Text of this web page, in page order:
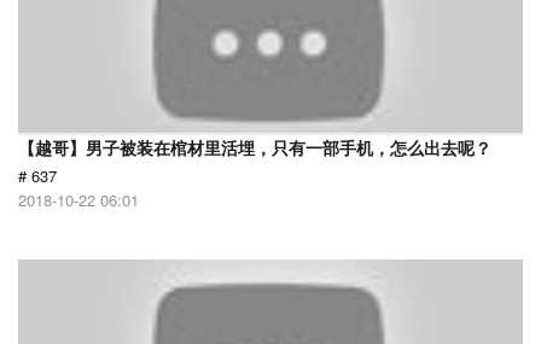
【越哥】男子被装在棺材里活埋，只有一部手机，怎么出去呢？
# 637
2018-10-22 06:01